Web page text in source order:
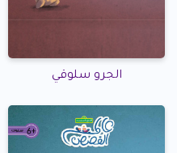
الجرو سلوقي